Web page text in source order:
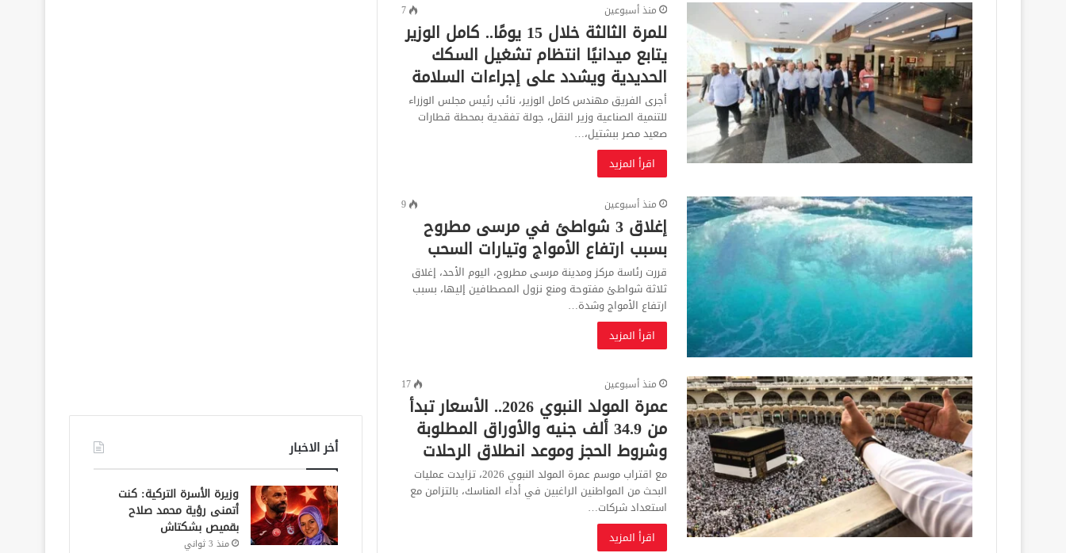
منذ أسبوعين 7
للمرة الثالثة خلال 15 يومًا.. كامل الوزير
يتابع ميدانيًا انتظام تشغيل السكك
الحديدية ويشدد على إجراءات السلامة
أجرى الفريق مهندس كامل الوزير، نائب رئيس مجلس الوزراء
للتنمية الصناعية وزير النقل، جولة تفقدية بمحطة قطارات
صعيد مصر ببشتيل،…
اقرأ المزيد
منذ أسبوعين 9
إغلاق 3 شواطئ في مرسى مطروح
بسبب ارتفاع الأمواج وتيارات السحب
قررت رئاسة مركز ومدينة مرسى مطروح، اليوم الأحد، إغلاق
ثلاثة شواطئ مفتوحة ومنع نزول المصطافين إليها، بسبب
ارتفاع الأمواج وشدة…
اقرأ المزيد
منذ أسبوعين 17
عمرة المولد النبوي 2026.. الأسعار تبدأ
من 34.9 ألف جنيه والأوراق المطلوبة
وشروط الحجز وموعد انطلاق الرحلات
مع اقتراب موسم عمرة المولد النبوي 2026، تزايدت عمليات
البحث من المواطنين الراغبين في أداء المناسك، بالتزامن مع
استعداد شركات…
اقرأ المزيد
أخر الاخبار
وزيرة الأسرة التركية: كنت
أتمنى رؤية محمد صلاح
بقميص بشكتاش
منذ 3 ثواني